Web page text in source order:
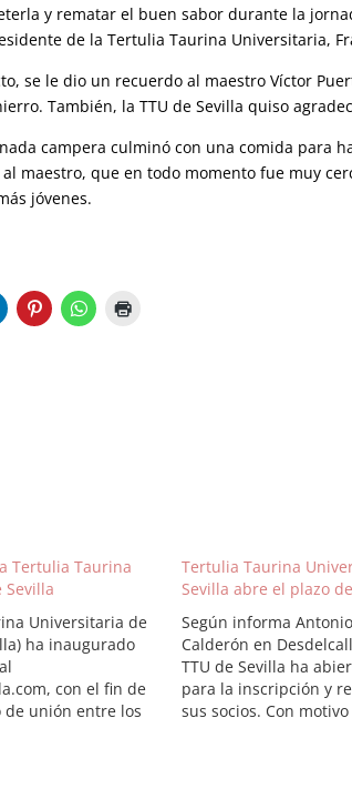
y rematar el buen sabor durante la
de la Tertulia Taurina Universitaria,
se le dio un recuerdo al maestro Víctor
También, la TTU de Sevilla quiso
campera culminó con una comida para
maestro, que en todo momento fue muy
jóvenes.
Tertulia Taurina
Sevilla
Universitaria de
ha inaugurado
con el fin de
de unión entre los
Tertulia Taurina
Sevilla abre el plazo
Según informa
Calderón en
TTU de Sevilla ha
para la inscripción y
sus socios. Con